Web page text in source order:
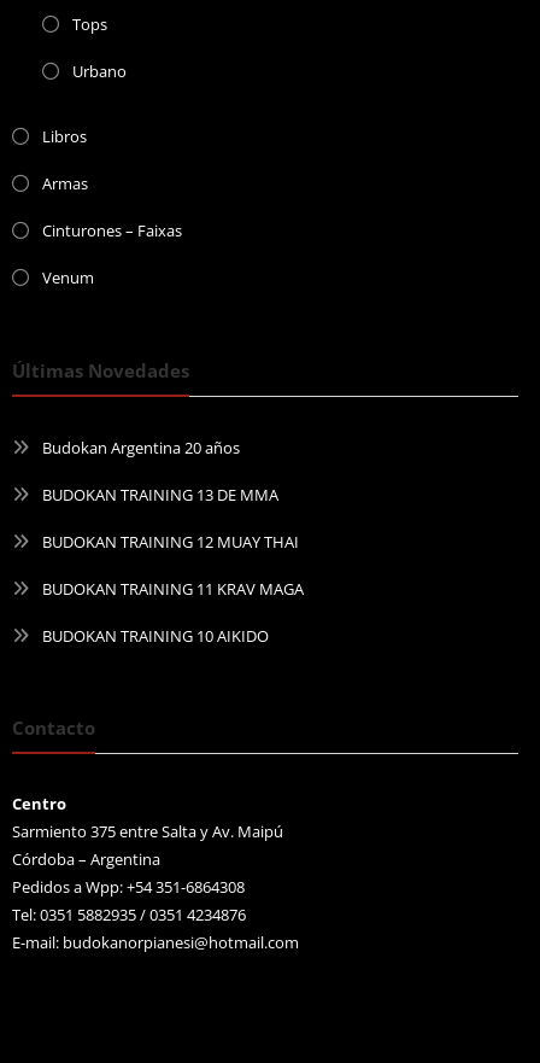
Tops
Urbano
Libros
Armas
Cinturones – Faixas
Venum
Últimas Novedades
Budokan Argentina 20 años
BUDOKAN TRAINING 13 DE MMA
BUDOKAN TRAINING 12 MUAY THAI
BUDOKAN TRAINING 11 KRAV MAGA
BUDOKAN TRAINING 10 AIKIDO
Contacto
Centro
Sarmiento 375 entre Salta y Av. Maipú
Córdoba – Argentina
Pedidos a Wpp: +54 351-6864308
Tel: 0351 5882935 / 0351 4234876
E-mail: budokanorpianesi@hotmail.com